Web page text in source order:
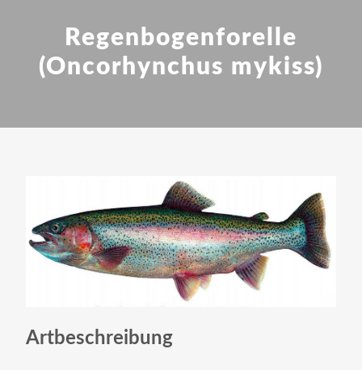
Regenbogenforelle
(Oncorhynchus mykiss)
Artbeschreibung